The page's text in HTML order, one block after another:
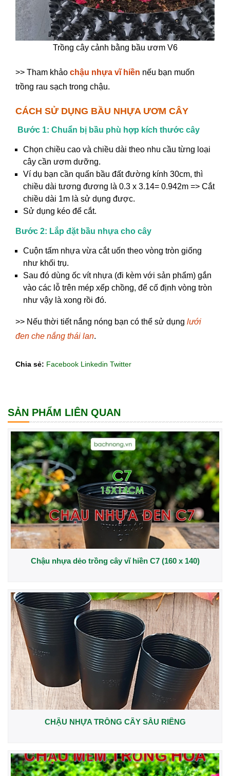
Trồng cây cảnh bằng bầu ươm V6
>> Tham khảo chậu nhựa vĩ hiền nếu bạn muốn
trồng rau sạch trong chậu.
CÁCH SỬ DỤNG BẦU NHỰA ƯƠM CÂY
Bước 1: Chuẩn bị bầu phù hợp kích thước cây
Chọn chiều cao và chiều dài theo nhu cầu từng loại
cây cần ươm dưỡng.
Ví dụ bạn cần quấn bầu đất đường kính 30cm, thì
chiều dài tương đương là 0.3 x 3.14= 0.942m => Cắt
chiều dài 1m là sử dụng được.
Sử dụng kéo để cắt.
Bước 2: Lắp đặt bầu nhựa cho cây
Cuộn tấm nhựa vừa cắt uốn theo vòng tròn giống
như khối trụ.
Sau đó dùng ốc vít nhựa (đi kèm với sản phẩm) gắn
vào các lỗ trên mép xếp chồng, để cố định vòng tròn
như vậy là xong rồi đó.
>> Nếu thời tiết nắng nóng bạn có thể sử dụng lưới
đen che nắng thái lan.
Chia sẻ: Facebook Linkedin Twitter
SẢN PHẨM LIÊN QUAN
Chậu nhựa dẻo trồng cây vĩ hiền C7 (160 x 140)
CHẬU NHỰA TRỒNG CÂY SẦU RIÊNG